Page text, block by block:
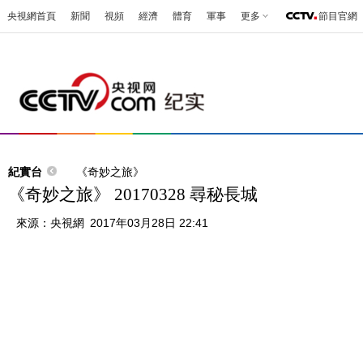
央視網首頁 新聞 視頻 經濟 體育 軍事 更多 節目官網
紀實台 《奇妙之旅》
《奇妙之旅》 20170328 尋秘長城
來源： 央視網 2017年03月28日 22:41